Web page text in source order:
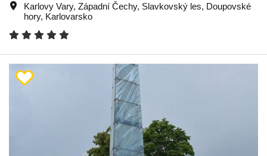
Karlovy Vary, Západní Čechy, Slavkovský les, Doupovské
hory, Karlovarsko